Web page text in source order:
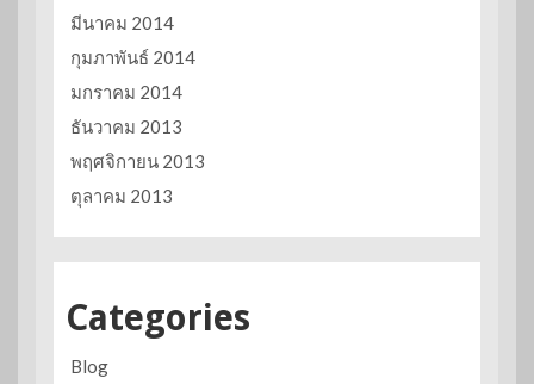
มีนาคม 2014
กุมภาพันธ์ 2014
มกราคม 2014
ธันวาคม 2013
พฤศจิกายน 2013
ตุลาคม 2013
Categories
Blog